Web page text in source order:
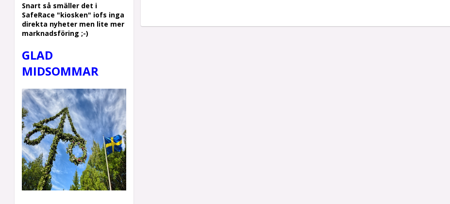
Snart så smäller det i
SafeRace "kiosken" iofs inga
direkta nyheter men lite mer
marknadsföring ;-)
GLAD
MIDSOMMAR